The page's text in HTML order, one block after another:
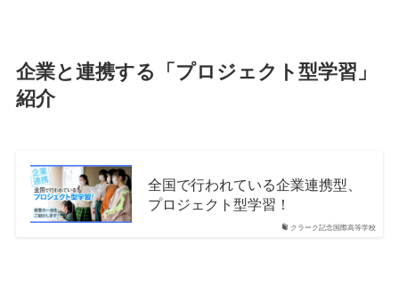
企業と連携する「プロジェクト型学習」
紹介
クラーク記念国際高等学校
全国で行われている企業連携型、
プロジェクト型学習！